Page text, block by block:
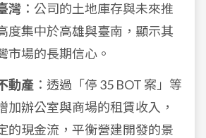
灣 ：公司的土地庫存與未來推
度集中於高雄與臺南，顯示其
市場的長期信心。
動產 ：透過「停 35 BOT 案」等
加辦公室與商場的租賃收入，
的現金流，平衡營建開發的景